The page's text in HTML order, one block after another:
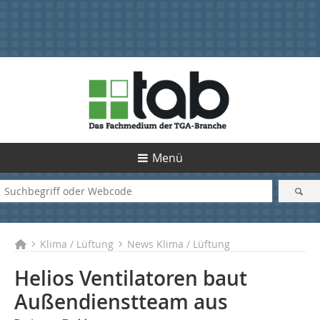
Menü
Klima / Lüftung News Klima / Lüftung
Helios Ventilatoren baut
Außendienstteam aus